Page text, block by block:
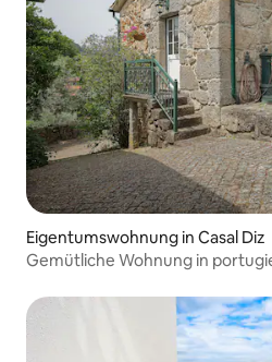
Eigentumswohnung in Casal Diz
Gemütliche Wohnung in